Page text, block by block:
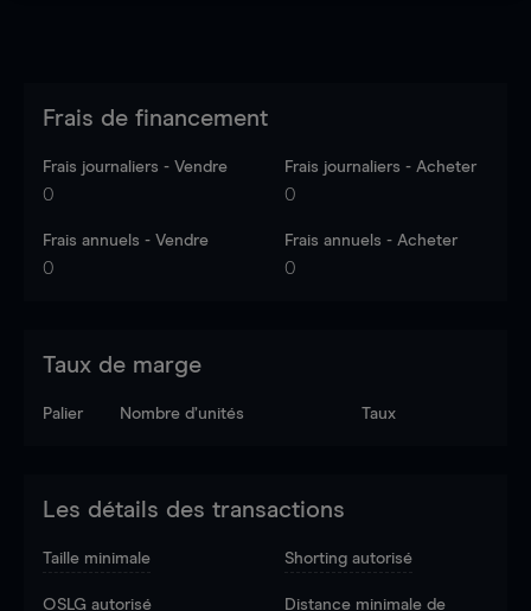
Frais de financement
Frais journaliers - Vendre
0
Frais journaliers - Acheter
0
Frais annuels - Vendre
0
Frais annuels - Acheter
0
Taux de marge
Palier Nombre d’unités Taux
Les détails des transactions
Taille minimale Shorting autorisé
OSLG autorisé
Distance minimale de